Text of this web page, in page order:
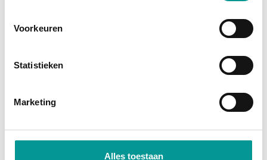
Voorkeuren
Statistieken
Marketing
Alles toestaan